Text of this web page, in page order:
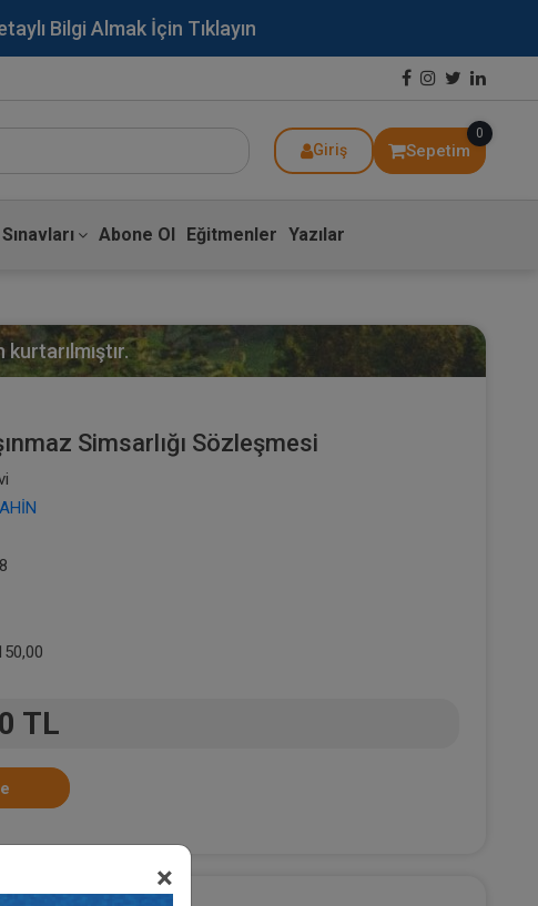
Bilgi Almak İçin Tıklayın
Giriş Sepetim
0
Abone Ol Eğitmenler Yazılar
×
Simsarlığı Sözleşmesi
TL